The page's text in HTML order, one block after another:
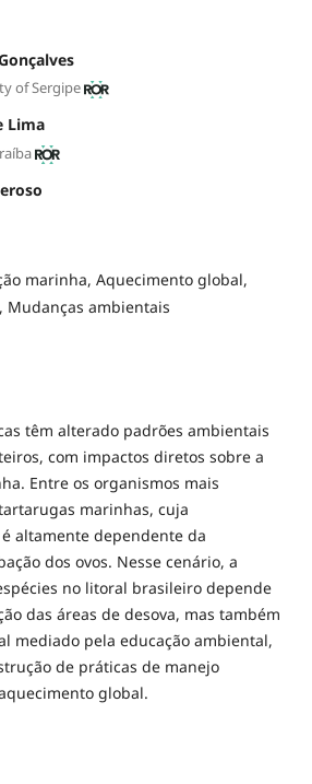
of Sergipe
Lima
marinha, Aquecimento global,
Mudanças ambientais
têm alterado padrões ambientais
com impactos diretos sobre a
Entre os organismos mais
marinhas, cuja
altamente dependente da
dos ovos. Nesse cenário, a
no litoral brasileiro depende
das áreas de desova, mas também
mediado pela educação ambiental,
de práticas de manejo
global.